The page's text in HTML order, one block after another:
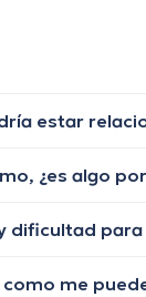
¿es algo
me